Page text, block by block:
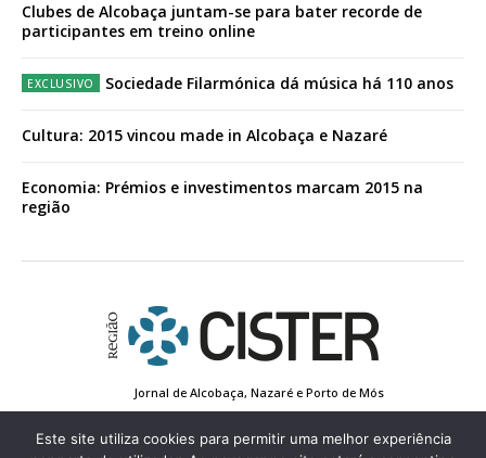
Clubes de Alcobaça juntam-se para bater recorde de
participantes em treino online
Sociedade Filarmónica dá música há 110 anos
Cultura: 2015 vincou made in Alcobaça e Nazaré
Economia: Prémios e investimentos marcam 2015 na
região
Jornal de Alcobaça, Nazaré e Porto de Mós
Conta de Registo
Edição Impressa
Este site utiliza cookies para permitir uma melhor experiência